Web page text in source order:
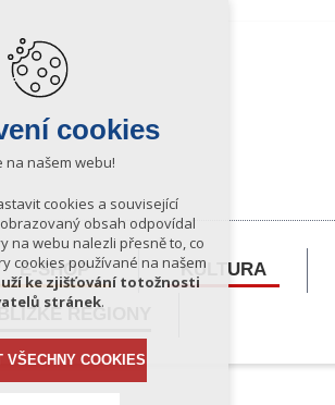
E-SHOP KULTURA
REGIONY
cookies
na našem webu!
cookies a související
obsah odpovídal
na webu nalezli přesně to, co
cookies používané na našem
ke zjišťování totožnosti
stránek.
VŠECHNY COOKIES